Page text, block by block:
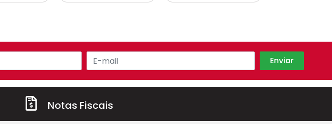
Notas Fiscais